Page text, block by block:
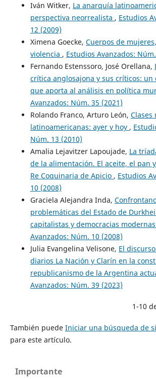
Iván Witker, La anarquía
perspectiva neorrealista , Estudios
12 (2009)
Ximena Goecke, Cuerpos de
violencia , Estudios Avanzados:
Fernando Estenssoro, José Orellana,
crítica anglosajona y sus críticos: un
que aporta al análisis en política
Avanzados: Núm. 35 (2021)
Rolando Franco, Arturo León, Clases
latinoamericanas: ayer y hoy ,
Núm. 13 (2010)
Amalia Lejavitzer Lapoujade, La
de la alimentación. El aceite, el pan
Re Coquinaria de Apicio , Estudios
10 (2008)
Graciela Alejandra Inda,
problemáticas del Estado de
capitalistas y democracias modernas
Avanzados: Núm. 10 (2008)
Julia Evangelina Velisone, El
diarios La Nación y Clarín en la
republicanismo de la Argentina
Avanzados: Núm. 39 (2023)
1-10
También puede Iniciar una búsqueda de
para este artículo.
Importante